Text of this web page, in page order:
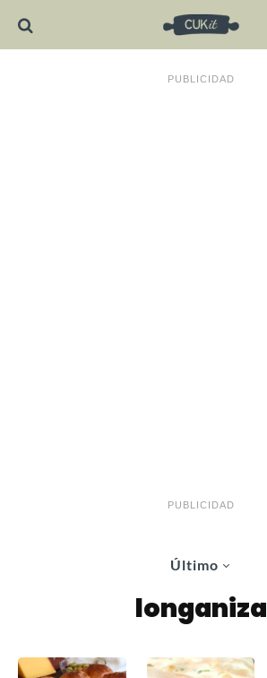
PUBLICIDAD
PUBLICIDAD
Último
longaniza